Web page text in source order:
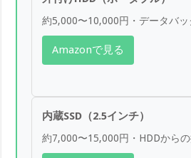
約5,000〜10,000円・データバ
Amazonで見る
内蔵SSD（2.5インチ）
約7,000〜15,000円・HDDから